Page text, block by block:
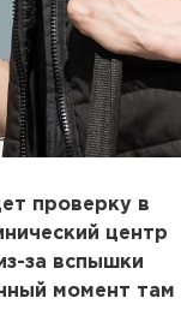
проверку в
центр
за вспышки
момент там